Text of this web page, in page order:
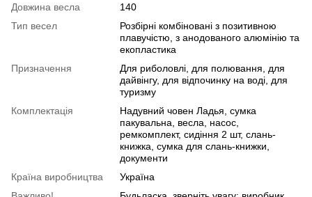
Довжина весла
140
Тип весел
Розбірні комбіновані з позитивною
плавучістю, з анодованого алюмінію та
екопластика
Призначення
Для риболовлі, для полювання, для
дайвінгу, для відпочинку на воді, для
туризму
Комплектація
Надувний човен Ладья, сумка
пакувальна, весла, насос,
ремкомплект, сидіння 2 шт, слань-
книжка, сумка для слань-книжки,
документи
Країна виробництва
Україна